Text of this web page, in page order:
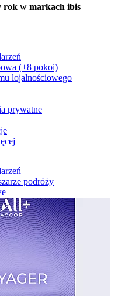
rok w markach ibis
(+8 pokoi)
lojalnościowego
prywatne
podróży